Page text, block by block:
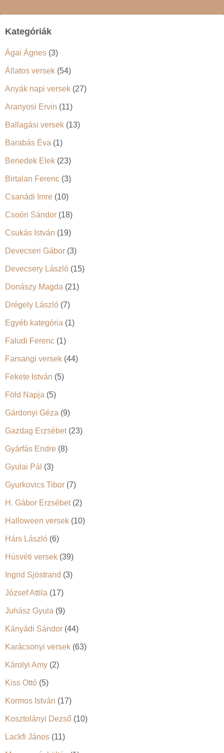
Kategóriák
Ágai Ágnes (3)
Állatos versek (54)
Anyák napi versek (27)
Aranyosi Ervin (11)
Ballagási versek (13)
Barabás Éva (1)
Benedek Elek (23)
Birtalan Ferenc (3)
Csanádi Imre (10)
Csoóri Sándor (18)
Csukás István (19)
Devecseri Gábor (3)
Devecsery László (15)
Donászy Magda (21)
Drégely László (7)
Egyéb kategória (1)
Faludi Ferenc (1)
Farsangi versek (44)
Fekete István (5)
Föld Napja (5)
Gárdonyi Géza (9)
Gazdag Erzsébet(23)
Gyárfás Endre (8)
Gyulai Pál (3)
Gyurkovics Tibor (7)
H. Gábor Erzsébet(2)
Halloween versek (10)
Hárs László (6)
Húsvéti versek (39)
Ingrid Sjöstrand (3)
József Attila (17)
Juhász Gyula (9)
Kányádi Sándor (44)
Karácsonyi versek (63)
Károlyi Amy (2)
Kiss Ottó (5)
Kormos István (17)
Kosztolányi Dezső (10)
Lackfi János (11)